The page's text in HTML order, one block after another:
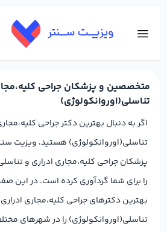
متخصصین و پزشکان جراحي
تناسلي(اوروانکولوژي)
اگر به دنبال بهترین دکتر جراحي
تناسلي(اوروانکولوژي) هستید، ویزیت
پزشکان جراحي کليه،مجاري ادراري و
را برای شما گردآوری کرده است. در این
بهترین دکترهای جراحي کليه،مجاري
تناسلي(اوروانکولوژي) را در شهرهای